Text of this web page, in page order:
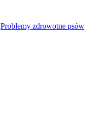
Problemy zdrowotne psów